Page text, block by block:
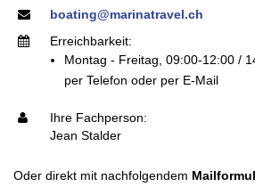
boating@marinatravel.ch
Erreichbarkeit:
Montag - Freitag, 09:00-12:00 /
per Telefon oder per E-Mail
Ihre Fachperson:
Jean Stalder
Oder direkt mit nachfolgendem